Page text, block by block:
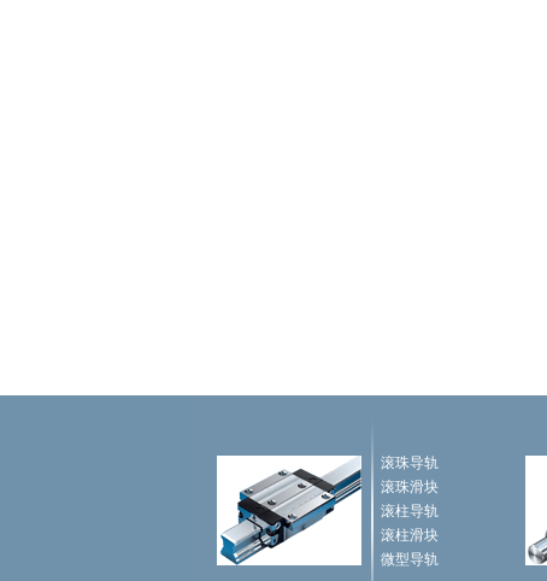
滚珠导轨
滚珠滑块
滚柱导轨
滚柱滑块
微型导轨